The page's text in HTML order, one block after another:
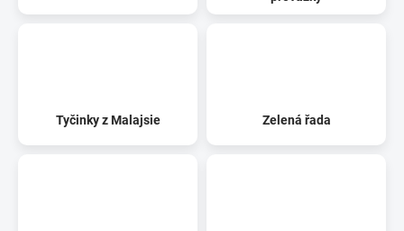
Tyčinky z Malajsie Zelená řada